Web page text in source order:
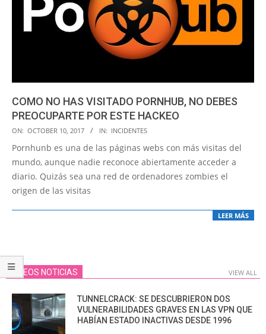
COMO NO HAS VISITADO PORNHUB, NO DEBES
PREOCUPARTE POR ESTE HACKEO
2017-
10-
10
ON: OCTOBER 10, 2017 IN: INCIDENTES
Pornhunb es una de las páginas webs con más visitas del
mundo, aunque nadie reconoce abiertamente acceder a
diario. Quizás sea una red de ordenadores zombies el
origen de las visitas
LEER MÁS
VIDEOS NOTICIAS VIEW ALL
TUNNELCRACK: SE DESCUBRIERON DOS
VULNERABILIDADES GRAVES EN LAS VPN QUE
HABÍAN ESTADO INACTIVAS DESDE 1996